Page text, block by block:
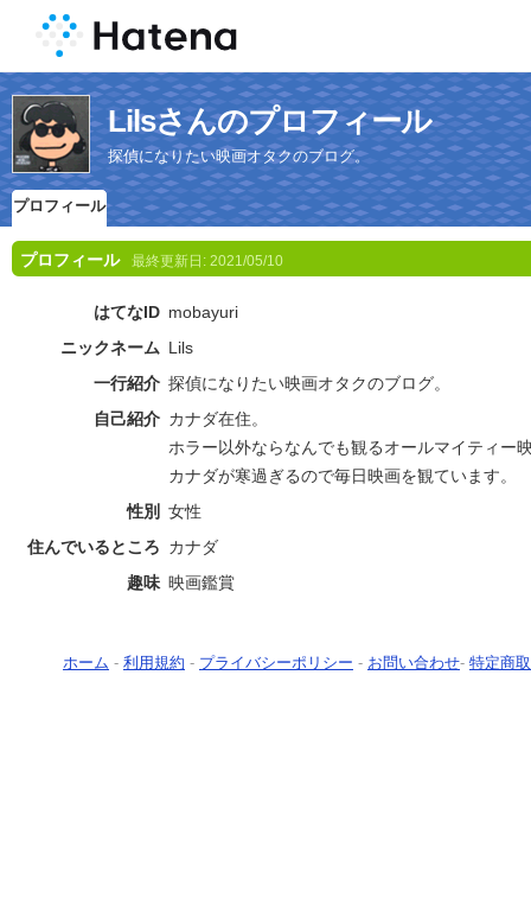
Lilsさんのプロフィール
探偵になりたい映画オタクのブログ。
プロフィール
プロフィール 最終更新日: 2021/05/10
はてなID mobayuri
ニックネーム Lils
一行紹介 探偵になりたい映画オタクのブログ。
自己紹介 カナダ在住。
ホラー以外ならなんでも観るオールマイティー
カナダが寒過ぎるので毎日映画を観ています。
性別
女性
住んでいるところ カナダ
趣味 映画鑑賞
ホーム - 利用規約 - プライバシーポリシー - お問い合わせ- 特定商